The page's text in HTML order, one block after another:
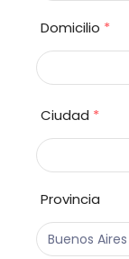
Domicilio *
Ciudad *
Provincia